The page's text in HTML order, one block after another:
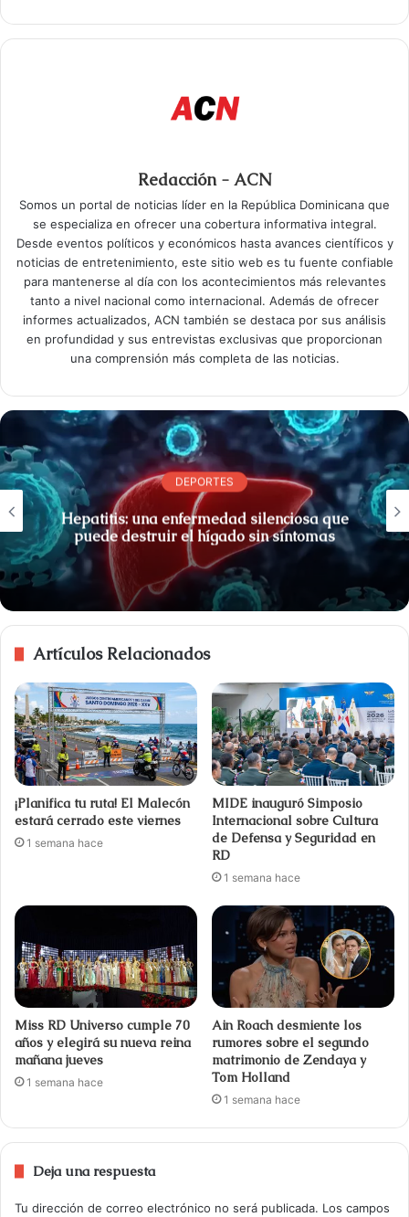
Redacción - ACN
Somos un portal de noticias líder en la República Dominicana que
se especializa en ofrecer una cobertura informativa integral.
Desde eventos políticos y económicos hasta avances científicos y
noticias de entretenimiento, este sitio web es tu fuente confiable
para mantenerse al día con los acontecimientos más relevantes
tanto a nivel nacional como internacional. Además de ofrecer
informes actualizados, ACN también se destaca por sus análisis
en profundidad y sus entrevistas exclusivas que proporcionan
una comprensión más completa de las noticias.
DEPORTES
Hepatitis: una enfermedad silenciosa que
puede destruir el hígado sin síntomas
Artículos Relacionados
¡Planifica tu ruta! El Malecón
estará cerrado este viernes
1 semana hace
MIDE inauguró Simposio
Internacional sobre Cultura
de Defensa y Seguridad en
RD
1 semana hace
Miss RD Universo cumple 70
años y elegirá su nueva reina
mañana jueves
1 semana hace
Ain Roach desmiente los
rumores sobre el segundo
matrimonio de Zendaya y
Tom Holland
1 semana hace
Deja una respuesta
Tu dirección de correo electrónico no será publicada. Los campos